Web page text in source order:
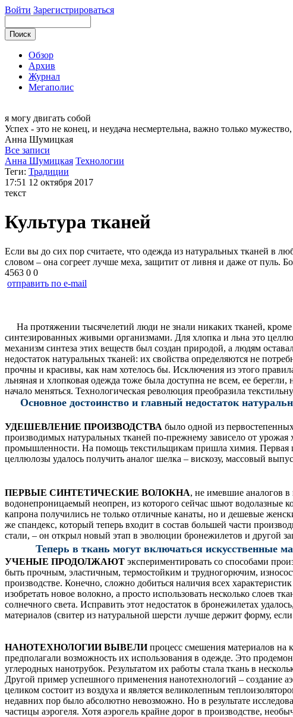
Войти Зарегистрироваться
Обзор
Архив
Журнал
Мегаполис
я могу двигать собой
Успех - это не конец, и неудача несмертельна, важно только
Анна Шумицкая
Все записи
Анна Шумицкая Технологии
Теги: Традиции
17:51 12 октября 2017
текст
Культура тканей
Если вы до сих пор считаете, что одежда из натуральных тканей в
словом – она согреет лучше меха, защитит от ливня и даже от пуль.
4563 0 0
отправить по e-mail
На протяжении тысячелетий люди не знали никаких тканей,
синтезированных живыми организмами. Для хлопка и льна это
механизм синтеза этих веществ был создан природой, а людям
недостаток натуральных тканей: их свойства определяются не
прочны и красивы, как нам хотелось бы. Исключения из этого
льняная и хлопковая одежда тоже была доступна не всем, ее
начало меняться. Технологическая революция преобразила
Основное достоинство и главный недостаток
УДЕШЕВЛЕНИЕ ПРОИЗВОДСТВА было одной из
производимых натуральных тканей по-прежнему зависело от урожая
промышленности. На помощь текстильщикам пришла химия. Первая
целлюлозы удалось получить аналог шелка – вискозу, массовый
ПЕРВЫЕ СИНТЕТИЧЕСКИЕ ВОЛОКНА, не имевшие аналогов
водонепроницаемый неопрен, из которого сейчас шьют водолазные
капрона получились не только отличные канаты, но и дешевые
же спандекс, который теперь входит в состав большей части
стали, – он открыл новый этап в эволюции бронежилетов и другой
Теперь в ткань могут включаться искусственные
УЧЕНЫЕ ПРОДОЛЖАЮТ экспериментировать со способами
быть прочным, эластичным, термостойким и трудногорючим,
производстве. Конечно, сложно добиться наличия всех
изобретать новое волокно, а просто использовать несколько слоев
солнечного света. Исправить этот недостаток в бронежилетах
материалов (свитер из натуральной шерсти лучше держит форму,
НАНОТЕХНОЛОГИИ ВЫВЕЛИпроцесс смешения материалов на
предполагали возможность их использования в одежде. Это
углеродных нанотрубок. Результатом их работы стала ткань в
Другой пример успешного применения нанотехнологий – создание
целиком состоит из воздуха и является великолепным
недавних пор было абсолютно невозможно. Но в результате
частицы аэрогеля. Хотя аэрогель крайне дорог в производстве,